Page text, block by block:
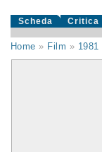
Scheda Critica
Home » Film » 1981